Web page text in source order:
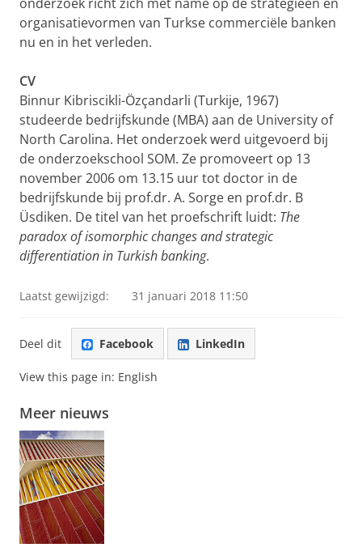
organisatievormen van Turkse commerciële banken
nu en in het verleden.
CV
Binnur Kibriscikli-Özçandarli (Turkije, 1967)
studeerde bedrijfskunde (MBA) aan de University of
North Carolina. Het onderzoek werd uitgevoerd bij
de onderzoekschool SOM. Ze promoveert op 13
november 2006 om 13.15 uur tot doctor in de
bedrijfskunde bij prof.dr. A. Sorge en prof.dr. B
Üsdiken. De titel van het proefschrift luidt: The
paradox of isomorphic changes and strategic
differentiation in Turkish banking.
Laatst gewijzigd: 31 januari 2018 11:50
Deel dit Facebook LinkedIn
View this page in: English
Meer nieuws